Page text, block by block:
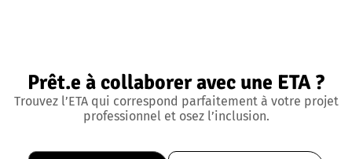
Prêt.e à collaborer avec une ETA ?
Trouvez l’ETA qui correspond parfaitement à votre projet
professionnel et osez l’inclusion.